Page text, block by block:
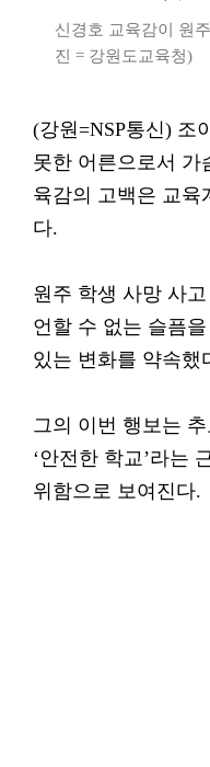
신경호 교육감이 원
진 = 강원도교육청)
(강원=NSP통신) 조
못한 어른으로서 가
육감의 고백은 교육
다.
원주 학생 사망 사
언할 수 없는 슬픔
있는 변화를 약속했
그의 이번 행보는
‘안전한 학교’라는
위함으로 보여진다.